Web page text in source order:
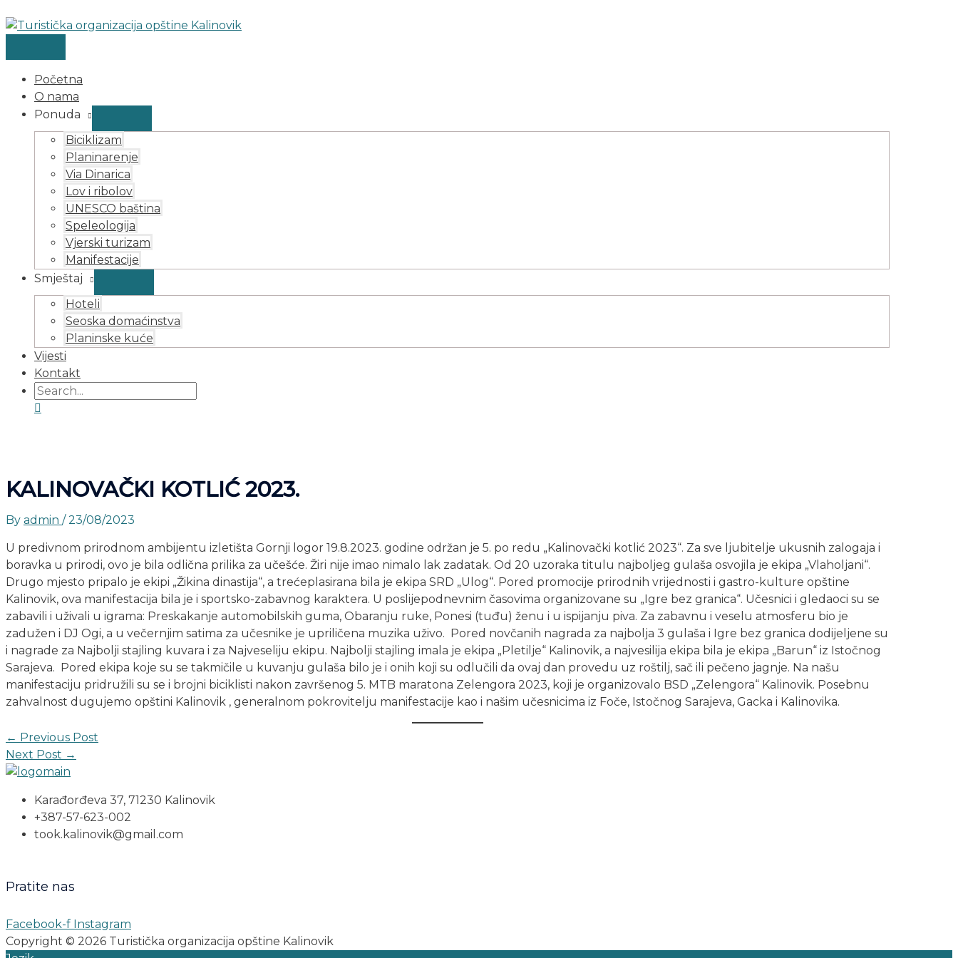
to
MENU
Početna
O nama
Ponuda
TOGGLE
Biciklizam
Planinarenje
Via Dinarica
Lov i ribolov
UNESCO baština
Speleologija
Vjerski turizam
Manifestacije
Smještaj
TOGGLE
Hoteli
Seoska domaćinstva
Planinske kuće
Vijesti
Kontakt
for:
KALINOVAČKI KOTLIĆ 2023.
By admin /23/08/2023
U predivnom prirodnom ambijentu izletišta Gornji logor 19.8.2023. godine održan je 5. po redu „Kalinovački kotlić 2023“. Za sve ljubitelje ukusnih zalogaja i
boravka u prirodi, ovo je bila odlična prilika za učešće. Žiri nije imao nimalo lak zadatak. Od 20 uzoraka titulu najboljeg gulaša osvojila je ekipa „Vlaholjani“.
Drugo mjesto pripalo je ekipi „Žikina dinastija“, a trećeplasirana bila je ekipa SRD „Ulog“. Pored promocije prirodnih vrijednosti i gastro-kulture opštine
Kalinovik, ova manifestacija bila je i sportsko-zabavnog karaktera. U poslijepodnevnim časovima organizovane su „Igre bez granica“. Učesnici i gledaoci su se
zabavili i uživali u igrama: Preskakanje automobilskih guma, Obaranju ruke, Ponesi (tuđu) ženu i u ispijanju piva. Za zabavnu i veselu atmosferu bio je
zadužen i DJ Ogi, a u večernjim satima za učesnike je upriličena muzika uživo. Pored novčanih nagrada za najbolja 3 gulaša i Igre bez granica dodijeljene su
i nagrade za Najbolji stajling kuvara i za Najveseliju ekipu. Najbolji stajling imala je ekipa „Pletilje“ Kalinovik, a najvesilija ekipa bila je ekipa „Barun“ iz Istočnog
Sarajeva. Pored ekipa koje su se takmičile u kuvanju gulaša bilo je i onih koji su odlučili da ovaj dan provedu uz roštilj, sač ili pečeno jagnje. Na našu
manifestaciju pridružili su se i brojni biciklisti nakon završenog 5. MTB maratona Zelengora 2023, koji je organizovalo BSD „Zelengora“ Kalinovik. Posebnu
zahvalnost dugujemo opštini Kalinovik , generalnom pokrovitelju manifestacije kao i našim učesnicima iz Foče, Istočnog Sarajeva, Gacka i Kalinovika.
navigation
← Previous Post
Next Post →
Karađorđeva 37, 71230 Kalinovik
+387-57-623-002
took.kalinovik@gmail.com
Pratite nas
Facebook-f Instagram
Copyright © 2026 Turistička organizacija opštine Kalinovik